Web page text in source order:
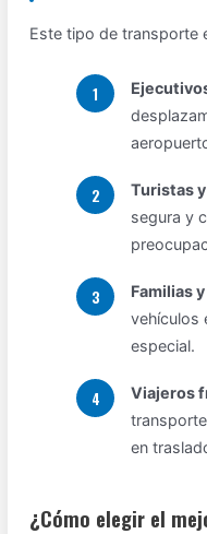
Este tipo de transporte
Turistas
segura y
Familias
vehículos
especial.
Viajeros
en
¿Cómo elegir el